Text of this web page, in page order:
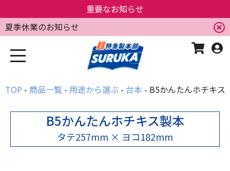
重要なお知らせ
夏季休業のお知らせ
TOP 商品一覧 用途から選ぶ 台本 B5かんたんホチキス
B5かんたんホチキス製本
タテ257mm × ヨコ182mm